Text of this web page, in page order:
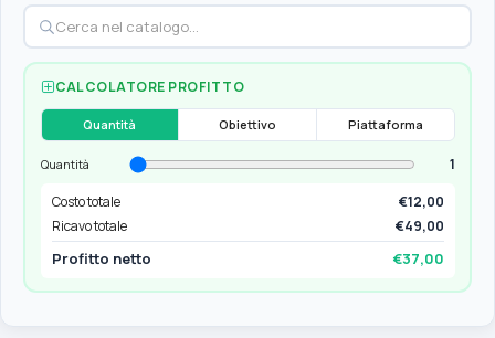
CALCOLATORE PROFITTO
Quantità Obiettivo Piattaforma
Quantità
1
Costo totale
€12,00
Ricavo totale
€49,00
Profitto netto €37,00